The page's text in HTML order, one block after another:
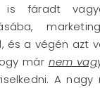
is fáradt
és a végén azt
már nem
A nagy